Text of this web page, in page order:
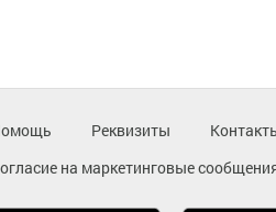
Реквизиты
на маркетинговые